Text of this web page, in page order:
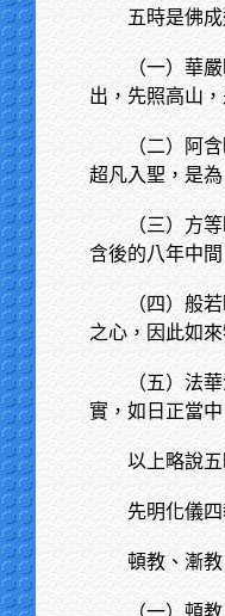
五時是佛
（一）華
出，先照高山
（二）阿
超凡入聖，是
（三）方
含後的八年中
（四）般
之心，因此如
（五）法
實，如日正當
以上略說
先明化儀四
頓教、漸
（一）頓